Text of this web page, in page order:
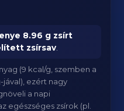
8.96 g zsírt
zsírsav
(9 kcal/g, szemben a
jával), ezért nagy
a napi
egészséges zsírok (pl.